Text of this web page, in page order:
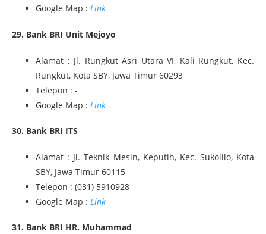
Google Map : Link
29. Bank BRI Unit Mejoyo
Alamat : Jl. Rungkut Asri Utara VI, Kali Rungkut, Kec.
Rungkut, Kota SBY, Jawa Timur 60293
Telepon : -
Google Map : Link
30. Bank BRI ITS
Alamat : Jl. Teknik Mesin, Keputih, Kec. Sukolilo, Kota
SBY, Jawa Timur 60115
Telepon : (031) 5910928
Google Map : Link
31. Bank BRI HR. Muhammad